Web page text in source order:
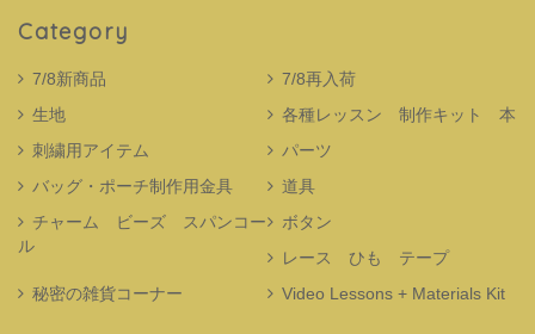
Category
7/8新商品
7/8再入荷
生地
各種レッスン 制作キット 本
刺繍用アイテム
パーツ
バッグ・ポーチ制作用金具
道具
チャーム ビーズ スパンコー
ル
ボタン
レース ひも テープ
秘密の雑貨コーナー
Video Lessons + Materials Kit